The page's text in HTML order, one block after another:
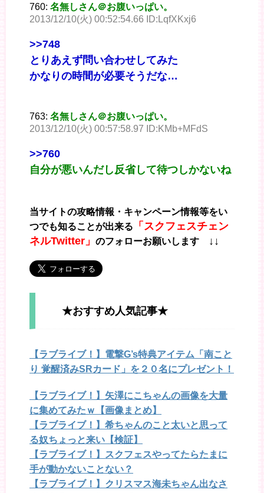
760: 名無しさん＠お腹いっぱい。
2013/12/10(火) 00:52:54.66 ID:LqfXKxj6
>>748
とりあえず問い合わせしてみた
かなりの時間が必要そうだな…
763: 名無しさん＠お腹いっぱい。
2013/12/10(火) 00:57:58.97 ID:KMb+MFdS
>>760
自分が悪いんだし反省して待つしかないね
当サイトの攻略情報・キャンペーン情報等をい
つでも知ることが出来る
「スクフェスチェン
ネルTwitter」 のフォローお願いします ↓↓
★おすすめ人気記事★
【ラブライブ！】電撃G’s特典アイテム「南こと
り 覚醒済みSRカード」を２０名にプレゼント！
【ラブライブ！】矢澤にこちゃんの画像を大量
に集めてみたｗ【画像まとめ】
【ラブライブ！】希ちゃんのこと太いと思って
る奴ちょっと来い【検証】
【ラブライブ！】スクフェスやってたらたまに
手が動かないことない？
【ラブライブ！】クリスマス海未ちゃん出なさ